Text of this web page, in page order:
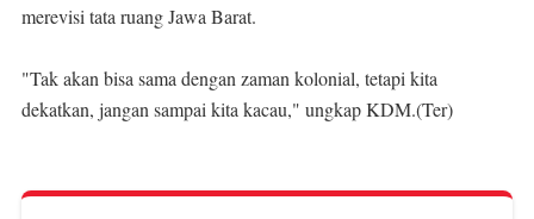
merevisi tata ruang Jawa Barat.
"Tak akan bisa sama dengan zaman kolonial, tetapi kita
dekatkan, jangan sampai kita kacau," ungkap KDM.(Ter)